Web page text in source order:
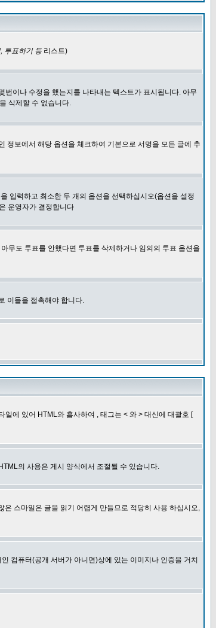
투표하기 등 리스트)
이나 수정을 했는지를 나타내는 텍스트가 표시됩니다. 아무
삭제할 수 없습니다.
정보에서 해당 옵션을 체크하여 기본으로 서명을 모든 글에 추
입력하고 최소한 두 개의 옵션을 선택하십시오(옵션을 설정
운영자가 결정합니다
무도 투표를 안했다면 투표를 삭제하거나 임의의 투표 옵션을
이들을 접촉해야 합니다.
에 있어 HTML와 흡사하여 , 태그는 < 와 > 대신에 대괄호 [
의 사용은 게시 양식에서 조절될 수 있습니다.
스마일은 글을 읽기 어렵게 만들므로 적당히 사용 하십시오,
컴퓨터(공개 서버가 아니면)상에 있는 이미지나 인증을 거치